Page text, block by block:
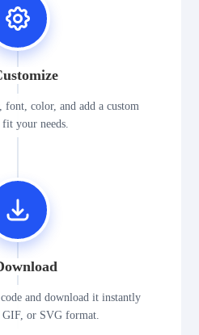
font, color, and add a custom
your needs.
and download it instantly
GIF, or SVG format.